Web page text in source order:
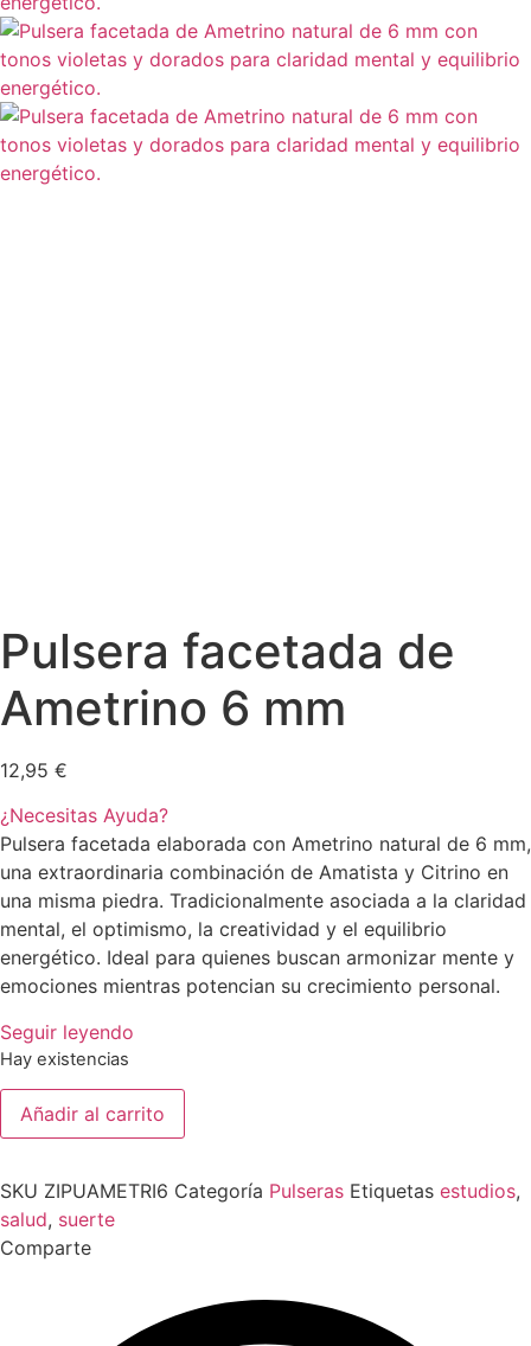
Pulsera facetada de
Ametrino 6 mm
12,95 €
¿Necesitas Ayuda?
Pulsera facetada elaborada con Ametrino natural de 6 mm,
una extraordinaria combinación de Amatista y Citrino en
una misma piedra. Tradicionalmente asociada a la claridad
mental, el optimismo, la creatividad y el equilibrio
energético. Ideal para quienes buscan armonizar mente y
emociones mientras potencian su crecimiento personal.
Seguir leyendo
Hay existencias
Pulsera
facetada
de
mm
cantidad
Añadir al carrito
SKU ZIPUAMETRI6 Categoría Pulseras Etiquetas estudios,
salud, suerte
Comparte